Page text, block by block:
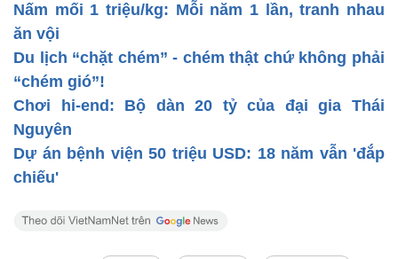
Nấm mối 1 triệu/kg: Mỗi năm 1 lần, tranh nhau
ăn vội
Du lịch “chặt chém” - chém thật chứ không phải
“chém gió”!
Chơi hi-end: Bộ dàn 20 tỷ của đại gia Thái
Nguyên
Dự án bệnh viện 50 triệu USD: 18 năm vẫn 'đắp
chiếu'